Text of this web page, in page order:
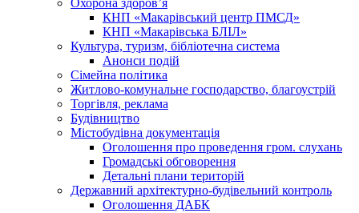
Охорона здоров’я
КНП «Макарівський центр ПМСД»
КНП «Макарівська БЛІЛ»
Культура, туризм, бібліотечна система
Анонси подій
Сімейна політика
Житлово-комунальне господарство, благоустрій
Торгівля, реклама
Будівництво
Містобудівна документація
Оголошення про проведення гром. слухань
Громадські обговорення
Детальні плани територій
Державний архітектурно-будівельний контроль
Оголошення ДАБК